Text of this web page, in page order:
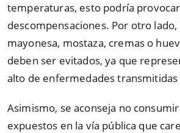
temperaturas, esto podría provocar
descompensaciones. Por otro
mayonesa, mostaza, cremas o
deben ser evitados, ya que
alto de enfermedades
Asimismo, se aconseja no
expuestos en la vía pública que